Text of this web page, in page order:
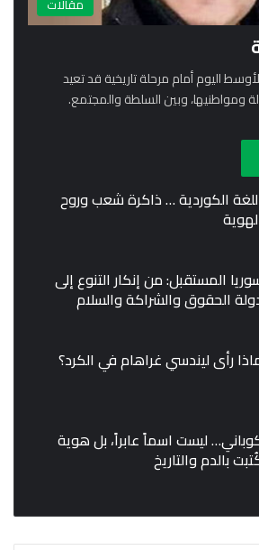
مقالات
اليوم أمام مرحلة تاريخية قد تعيد
ومواطنيها، وبين السلطة والمجتمع.
الكوردية … ذاكرة شعب وروح
المستقبل: من إنكار التنوع إلى
الحقوق والشراكة والسلام
رأى ليندسي غراهام في الكرد؟
ليست اسماً عابراً، بل هوية
بالدم والتاريخ